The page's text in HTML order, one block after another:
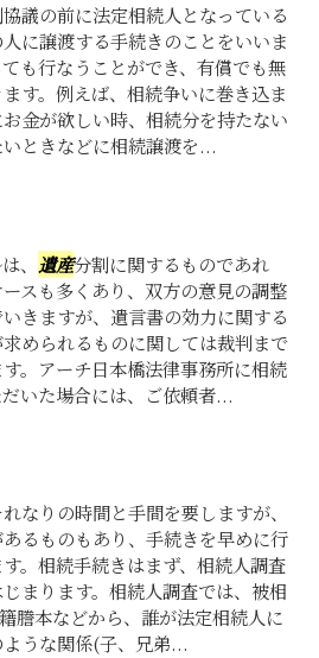
議の前に法定相続人となっている
に譲渡する手続きのことをいいま
も行なうことができ、有償でも無
す。例えば、相続争いに巻き込ま
金が欲しい時、相続分を持たない
ときなどに相続譲渡を...
、 遺産分割に関するものであれ
スも多くあり、双方の意見の調整
きますが、遺言書の効力に関する
められるものに関しては裁判まで
。アーチ日本橋法律事務所に相続
いた場合には、ご依頼者...
なりの時間と手間を要しますが、
るものもあり、手続きを早めに行
。相続手続きはまず、相続人調査
まります。相続人調査では、被相
謄本などから、誰が法定相続人に
うな関係(子、兄弟...